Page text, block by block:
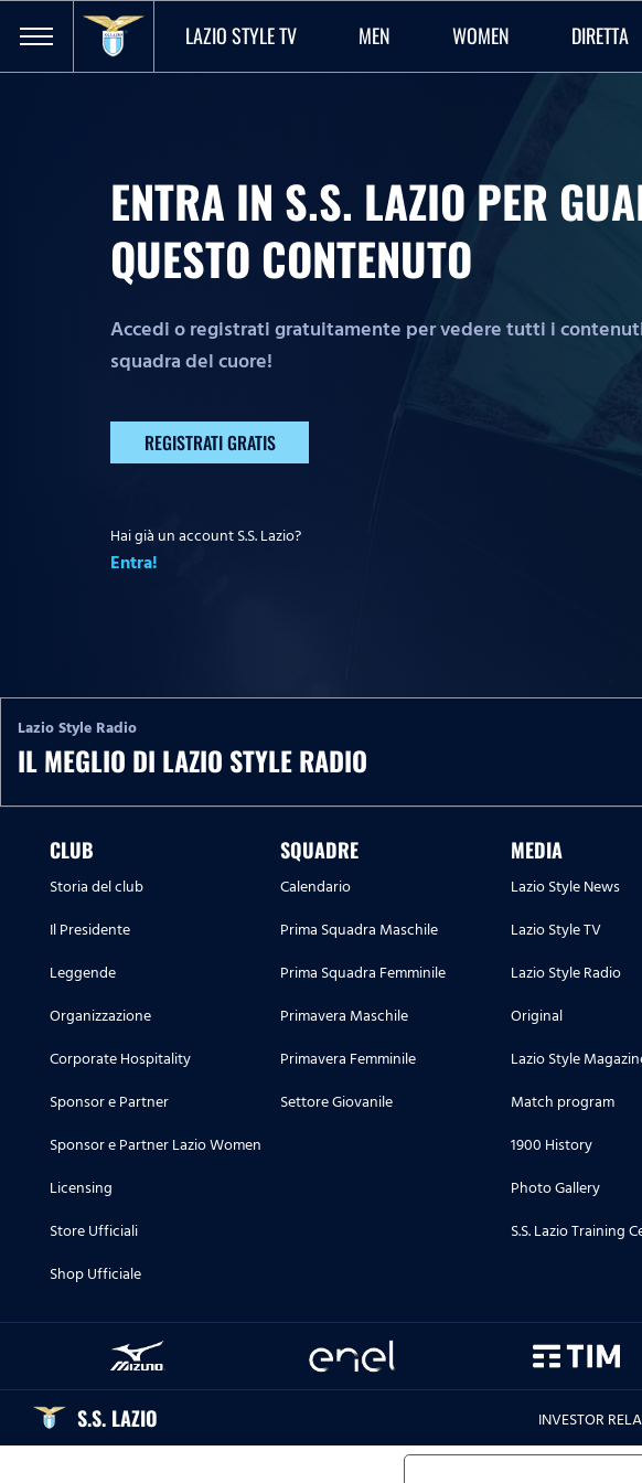
LAZIO STYLE TV MEN WOMEN DIRETTA
ENTRA IN S.S. LAZIO PER
QUESTO CONTENUTO
Accedi o registrati gratuitamente per vedere tutti i
squadra del cuore!
REGISTRATI GRATIS
Hai già un account S.S. Lazio?
Entra!
Lazio Style Radio
IL MEGLIO DI LAZIO STYLE RADIO
CLUB
Storia del club
Il Presidente
Leggende
Organizzazione
Corporate Hospitality
Sponsor e Partner
Sponsor e Partner Lazio Women
Licensing
Store Ufficiali
Shop Ufficiale
SQUADRE
Calendario
Prima Squadra Maschile
Prima Squadra Femminile
Primavera Maschile
Primavera Femminile
Settore Giovanile
MEDIA
Lazio Style News
Lazio Style TV
Lazio Style Radio
Original
Lazio Style
Match program
1900 History
Photo Gallery
S.S. Lazio Training
S.S. LAZIO INVESTOR